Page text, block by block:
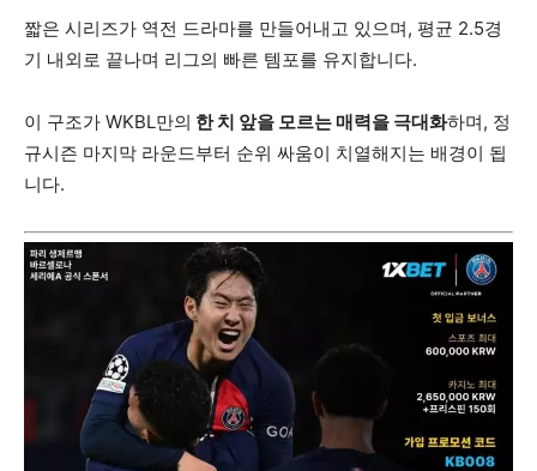
짧은 시리즈가 역전 드라마를 만들어내고 있으며, 평균 2.5경
기 내외로 끝나며 리그의 빠른 템포를 유지합니다.
이 구조가 WKBL만의 한 치 앞을 모르는 매력을 극대화하며, 정
규시즌 마지막 라운드부터 순위 싸움이 치열해지는 배경이 됩
니다.